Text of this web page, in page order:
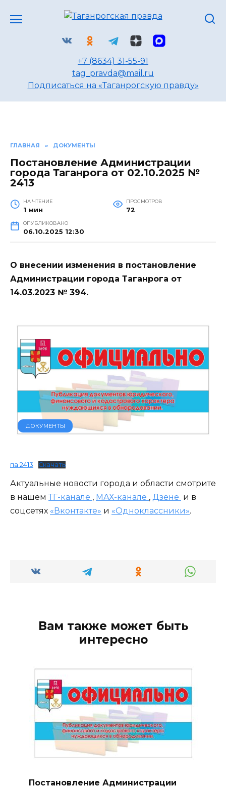
+7 (8634) 31-55-91
tag_pravda@mail.ru
Подписаться на «Таганрогскую правду»
ГЛАВНАЯ » ДОКУМЕНТЫ
Постановление Администрации
города Таганрога от 02.10.2025 №
2413
НА ЧТЕНИЕ
1 мин
ПРОСМОТРОВ
72
ОПУБЛИКОВАНО
06.10.2025 12:30
О внесении изменения в постановление
Администрации города Таганрога от
14.03.2023 № 394.
ДОКУМЕНТЫ
па 2413 Скачать
Актуальные новости города и области смотрите
в нашем ТГ-канале , МАХ-канале , Дзене и в
соцсетях «Вконтакте» и «Одноклассники».
Вам также может быть
интересно
Постановление Администрации